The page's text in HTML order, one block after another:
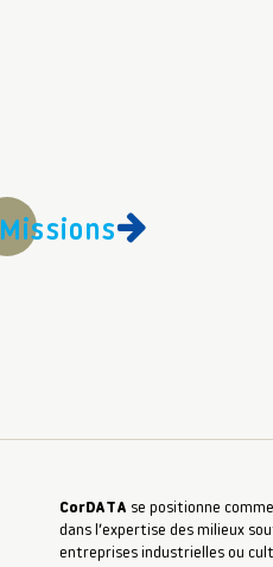
Missions
CorDATA se positionne
dans l’expertise des milieux
entreprises industrielles ou